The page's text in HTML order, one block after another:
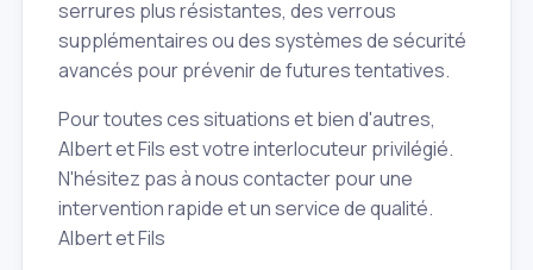
serrures plus résistantes, des verrous
supplémentaires ou des systèmes de sécurité
avancés pour prévenir de futures tentatives.
Pour toutes ces situations et bien d'autres,
Albert et Fils est votre interlocuteur privilégié.
N'hésitez pas à nous contacter pour une
intervention rapide et un service de qualité.
Albert et Fils